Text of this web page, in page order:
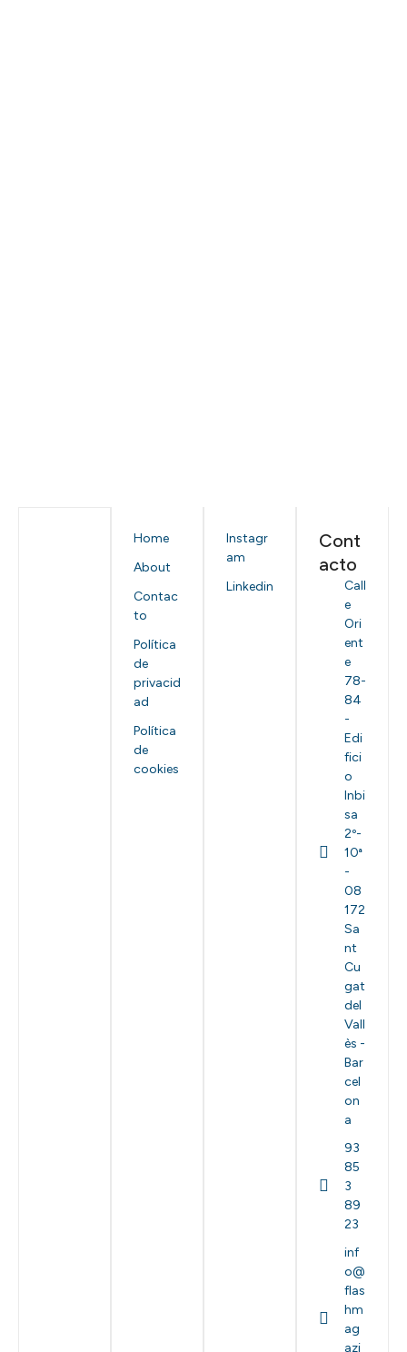
Home
About
Contac
to
Política
de
privacid
ad
Política
de
cookies
Instagr
am
Linkedin
Cont
acto
Call
e
Ori
ent
e
78-
84
-
Edi
fici
o
Inbi
sa
2º-
10ª
-
08
172
Sa
nt
Cu
gat
del
Vall
ès -
Bar
cel
on
a
93
85
3
89
23
inf
o@
flas
hm
ag
azi